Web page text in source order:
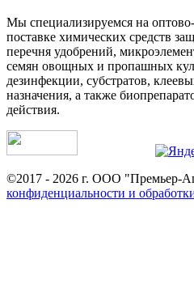
Мы специализируемся на
поставке химических средств
перечня удобрений,
семян овощных и пропашных
дезинфекции, субстратов,
назначения, а также
действия.
©2017 - 2026 г. ООО "Премьер-
конфиденциальности и